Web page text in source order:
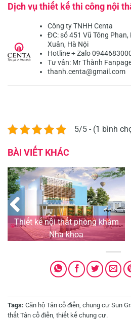
Dịch vụ thiết kế thi công nội
Công ty TNHH Centa
ĐC: số 451 Vũ Tông
Xuân, Hà Nội
Hotline + Zalo
Tư vấn: Mr Thành
thanh.centa@gmail.com
5/5 - (1 bình
BÀI VIẾT KHÁC
Thiết kế nội thất phòng khám
Nha khoa
Tags: Căn hộ Tân cổ điển chung cư Sun
thất Tân cổ điển thiết kế chung cư.